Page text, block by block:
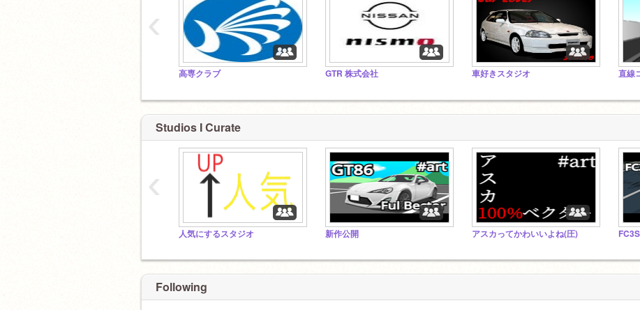
高専クラブ GTR 株式会社 車好きスタジオ
‹
Studios I Curate
人気にするスタジオ 新作公開 アスカってかわいいよね(圧)
‹
Following